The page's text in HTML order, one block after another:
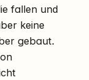
fallen und
keine
gebaut.